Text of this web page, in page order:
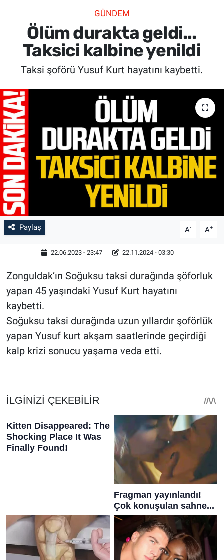
GÜNDEM
Ölüm durakta geldi...
Taksici kalbine yenildi
Taksi şoförü Yusuf Kurt hayatını kaybetti.
Paylaş A- A+
22.06.2023 - 23:47 22.11.2024 - 03:30
Zonguldak’ın Soğuksu taksi durağında şöforluk
yapan 45 yaşındaki Yusuf Kurt hayatını
kaybetti.
Soğuksu taksi durağında uzun yıllardır şoförlük
yapan Yusuf kurt akşam saatlerinde geçirdiği
kalp krizi sonucu yaşama veda etti.
SPOR
SAĞLIK